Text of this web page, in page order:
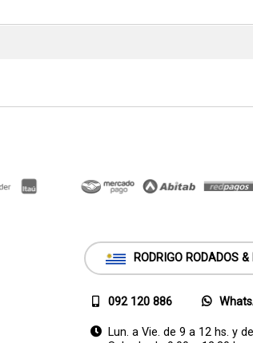
RODRIGO RODADOS
092 120 886
Lun. a Vie. de 9 a 12 hs. y